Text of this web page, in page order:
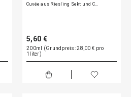
Cuvée aus Riesling Sekt und C…
5,60 €
200ml (Grundpreis: 28,00 € pro
1liter)